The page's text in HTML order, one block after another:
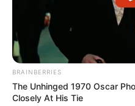
BRAINBERRIES
The Unhinged 1970 Oscar
Closely At His Tie